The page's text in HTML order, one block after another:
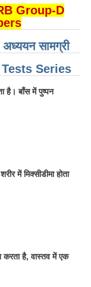
Group-D
अध्ययन सामग्री
Series
है। बाँस में पुष्पन
में मिक्सीडीमा होता
है, वास्तव में एक